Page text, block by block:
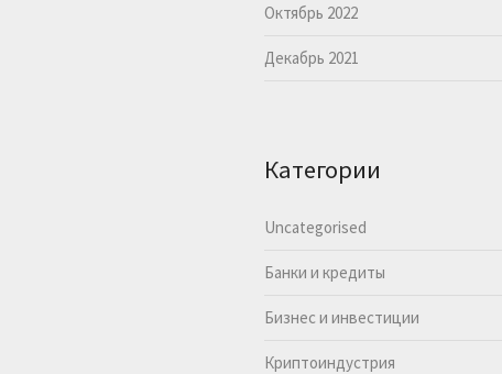
Октябрь 2022
Декабрь 2021
Категории
Uncategorised
Банки и кредиты
Бизнес и инвестиции
Криптоиндустрия